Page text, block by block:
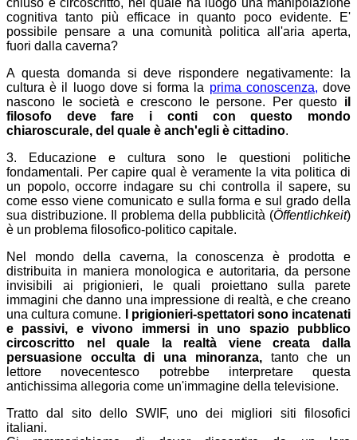
chiuso e circoscritto, nel quale ha luogo una manipolazione
cognitiva tanto più efficace in quanto poco evidente. E'
possibile pensare a una comunità politica all'aria aperta,
fuori dalla caverna?
A questa domanda si deve rispondere negativamente: la
cultura è il luogo dove si forma la prima conoscenza, dove
nascono le società e crescono le persone. Per questo il
filosofo deve fare i conti con questo mondo
chiaroscurale, del quale è anch'egli è cittadino.
3. Educazione e cultura sono le questioni politiche
fondamentali. Per capire qual è veramente la vita politica di
un popolo, occorre indagare su chi controlla il sapere, su
come esso viene comunicato e sulla forma e sul grado della
sua distribuzione. Il problema della pubblicità (Öffentlichkeit)
è un problema filosofico-politico capitale.
Nel mondo della caverna, la conoscenza è prodotta e
distribuita in maniera monologica e autoritaria, da persone
invisibili ai prigionieri, le quali proiettano sulla parete
immagini che danno una impressione di realtà, e che creano
una cultura comune.
I prigionieri-spettatori sono incatenati
e passivi, e vivono immersi in uno spazio pubblico
circoscritto nel quale la realtà viene creata dalla
persuasione occulta di una minoranza,tanto che un
lettore novecentesco potrebbe interpretare questa
antichissima allegoria come un'immagine della televisione.
Tratto dal sito dello SWIF, uno dei migliori siti filosofici
italiani.